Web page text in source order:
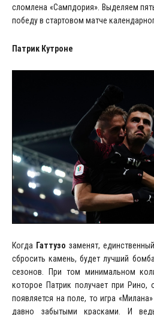
сломлена «Сампдория». Выделяем
победу в стартовом матче
Патрик Кутроне
Когда Гаттузо заменят,
сбросить камень, будет лучший
сезонов. При том минимальном
которое Патрик получает при Рино,
появляется на поле, то игра
давно забытыми красками. И ведь